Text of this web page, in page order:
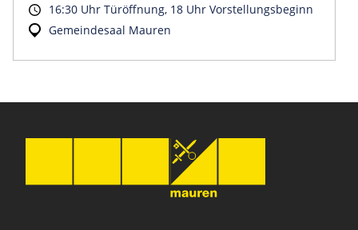
16:30 Uhr Türöffnung, 18 Uhr Vorstellungsbeginn
Gemeindesaal Mauren